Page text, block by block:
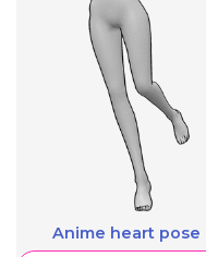
Anime heart pose